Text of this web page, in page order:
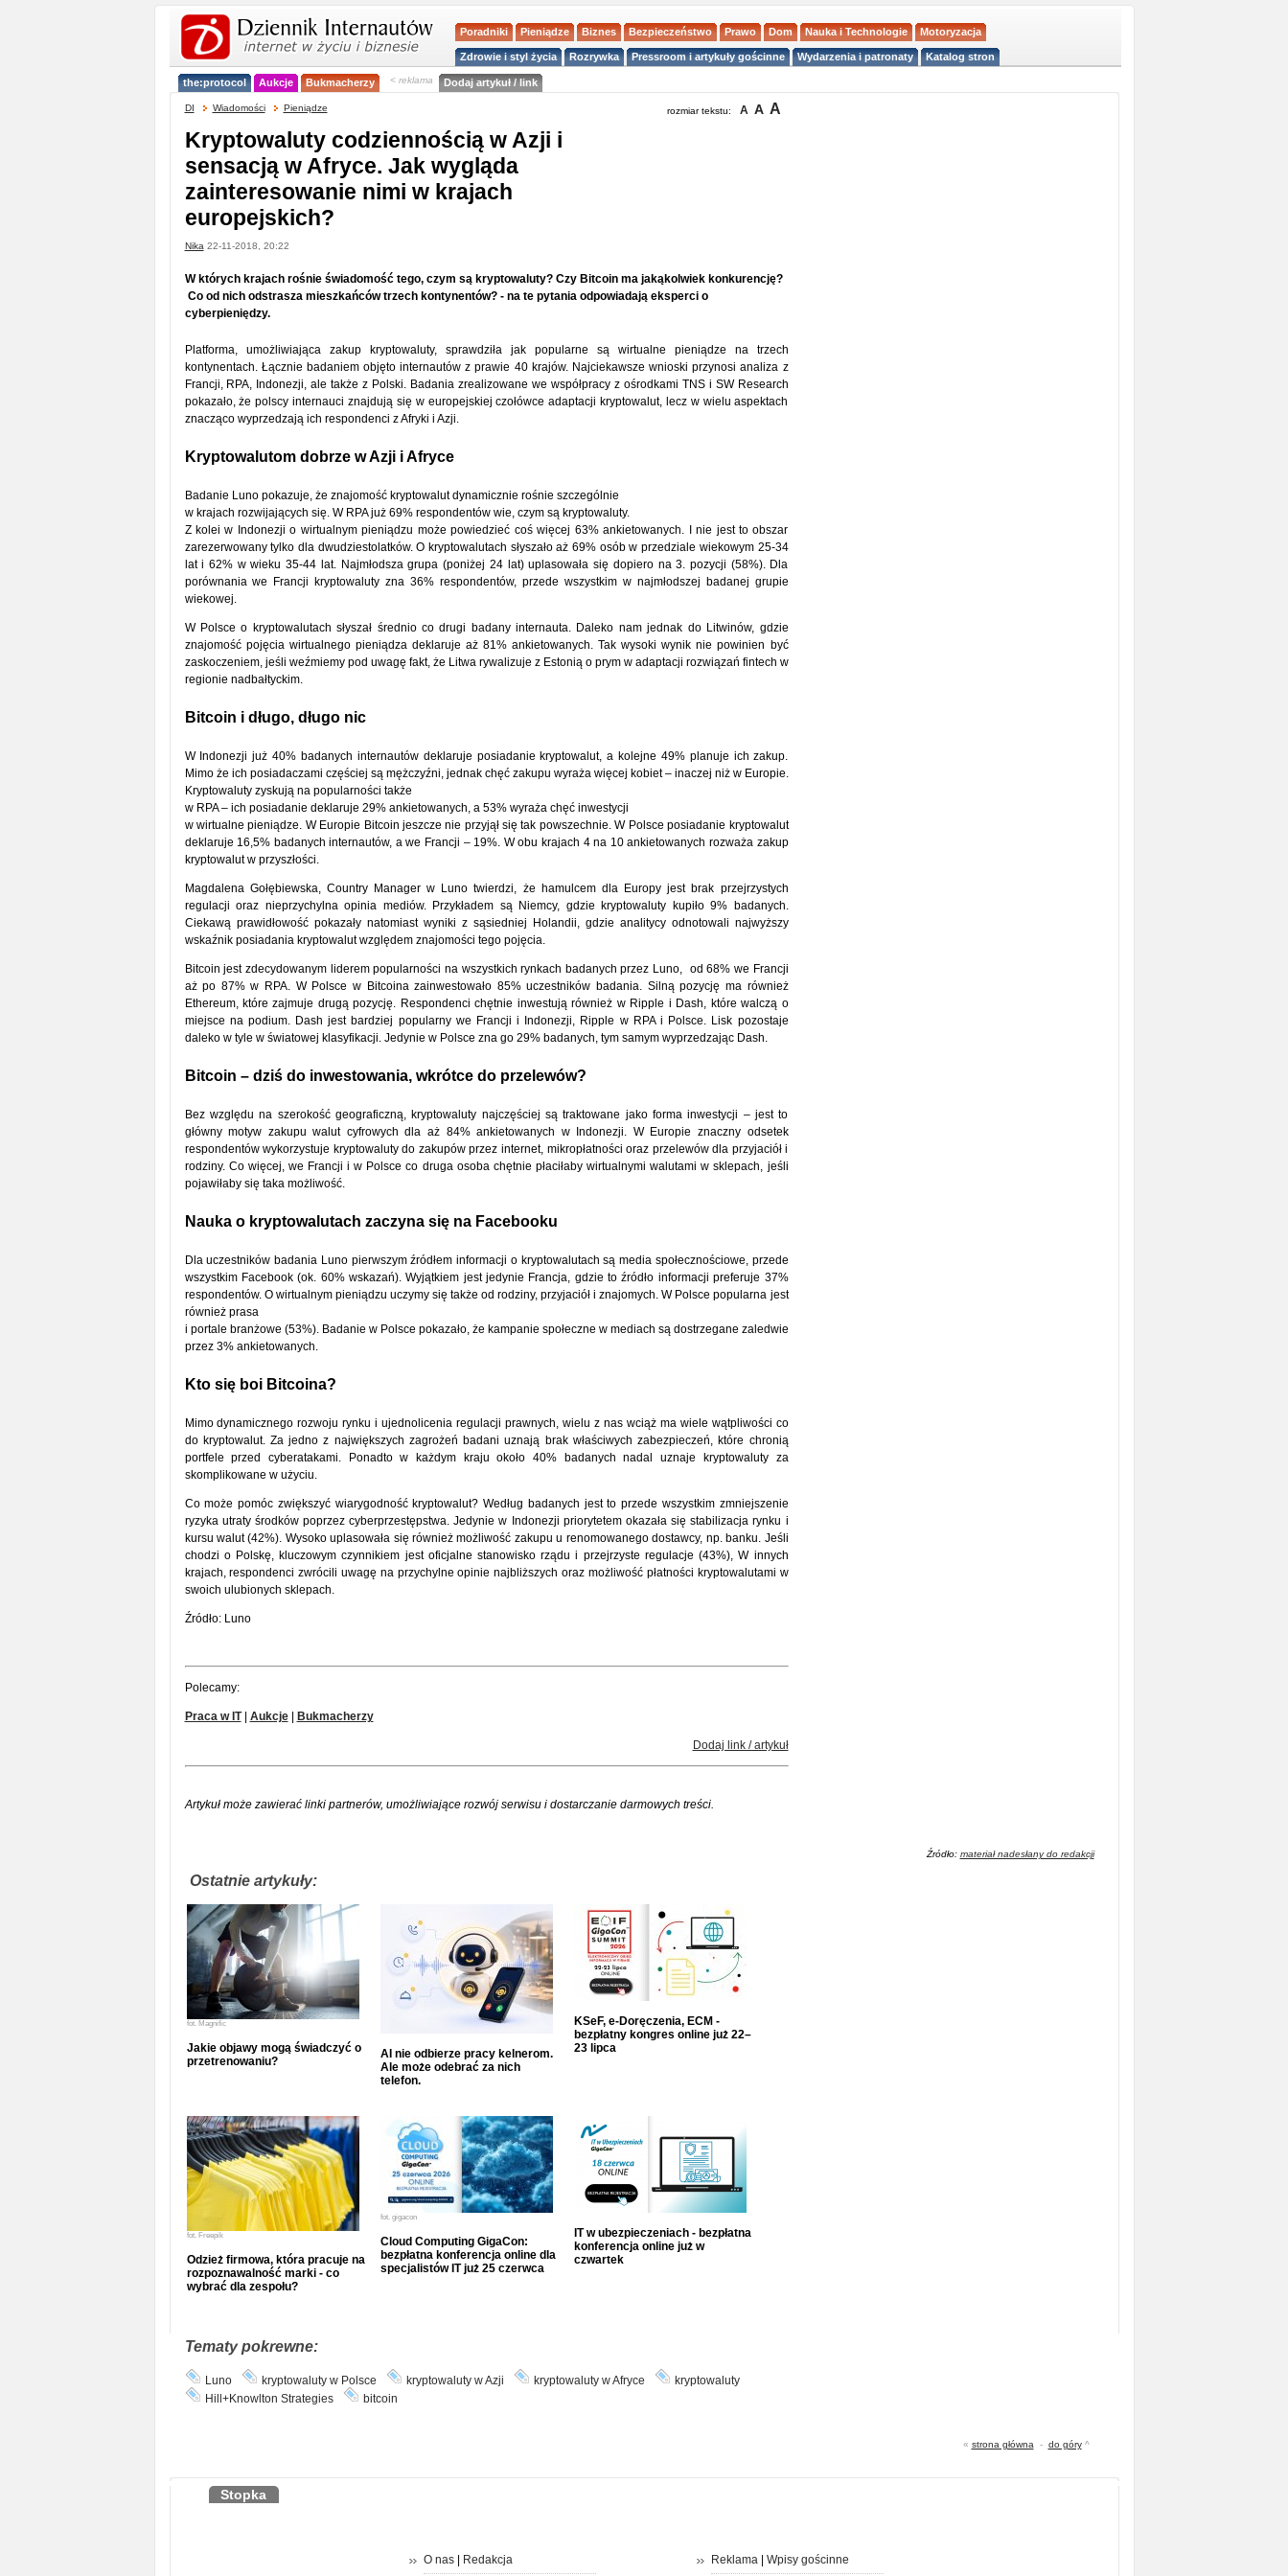
Poradniki Pieniądze Biznes Bezpieczeństwo Prawo Dom Nauka i Technologie Motoryzacja
Zdrowie i styl życia Rozrywka Pressroom i artykuły gościnne Wydarzenia i patronaty Katalog stron
the:protocol Aukcje Bukmacherzy < reklama Dodaj artykuł / link
DI Wiadomości Pieniądze rozmiar tekstu: A A A
Kryptowaluty codziennością w Azji i
sensacją w Afryce. Jak wygląda
zainteresowanie nimi w krajach
europejskich?
Nika 22-11-2018, 20:22
W których krajach rośnie świadomość tego, czym są kryptowaluty? Czy Bitcoin ma jakąkolwiek konkurencję?
Co od nich odstrasza mieszkańców trzech kontynentów? - na te pytania odpowiadają eksperci o
cyberpieniędzy.
Platforma, umożliwiająca zakup kryptowaluty, sprawdziła jak popularne są wirtualne pieniądze na trzech
kontynentach. Łącznie badaniem objęto internautów z prawie 40 krajów. Najciekawsze wnioski przynosi analiza z
Francji, RPA, Indonezji, ale także z Polski. Badania zrealizowane we współpracy z ośrodkami TNS i SW Research
pokazało, że polscy internauci znajdują się w europejskiej czołówce adaptacji kryptowalut, lecz w wielu aspektach
znacząco wyprzedzają ich respondenci z Afryki i Azji.
Kryptowalutom dobrze w Azji i Afryce
Badanie Luno pokazuje, że znajomość kryptowalut dynamicznie rośnie szczególnie
w krajach rozwijających się. W RPA już 69% respondentów wie, czym są kryptowaluty.
Z kolei w Indonezji o wirtualnym pieniądzu może powiedzieć coś więcej 63% ankietowanych. I nie jest to obszar
zarezerwowany tylko dla dwudziestolatków. O kryptowalutach słyszało aż 69% osób w przedziale wiekowym 25-34
lat i 62% w wieku 35-44 lat. Najmłodsza grupa (poniżej 24 lat) uplasowała się dopiero na 3. pozycji (58%). Dla
porównania we Francji kryptowaluty zna 36% respondentów, przede wszystkim w najmłodszej badanej grupie
wiekowej.
W Polsce o kryptowalutach słyszał średnio co drugi badany internauta. Daleko nam jednak do Litwinów, gdzie
znajomość pojęcia wirtualnego pieniądza deklaruje aż 81% ankietowanych. Tak wysoki wynik nie powinien być
zaskoczeniem, jeśli weźmiemy pod uwagę fakt, że Litwa rywalizuje z Estonią o prym w adaptacji rozwiązań fintech w
regionie nadbałtyckim.
Bitcoin i długo, długo nic
W Indonezji już 40% badanych internautów deklaruje posiadanie kryptowalut, a kolejne 49% planuje ich zakup.
Mimo że ich posiadaczami częściej są mężczyźni, jednak chęć zakupu wyraża więcej kobiet – inaczej niż w Europie.
Kryptowaluty zyskują na popularności także
w RPA – ich posiadanie deklaruje 29% ankietowanych, a 53% wyraża chęć inwestycji
w wirtualne pieniądze. W Europie Bitcoin jeszcze nie przyjął się tak powszechnie. W Polsce posiadanie kryptowalut
deklaruje 16,5% badanych internautów, a we Francji – 19%. W obu krajach 4 na 10 ankietowanych rozważa zakup
kryptowalut w przyszłości.
Magdalena Gołębiewska, Country Manager w Luno twierdzi, że hamulcem dla Europy jest brak przejrzystych
regulacji oraz nieprzychylna opinia mediów. Przykładem są Niemcy, gdzie kryptowaluty kupiło 9% badanych.
Ciekawą prawidłowość pokazały natomiast wyniki z sąsiedniej Holandii, gdzie analitycy odnotowali najwyższy
wskaźnik posiadania kryptowalut względem znajomości tego pojęcia.
Bitcoin jest zdecydowanym liderem popularności na wszystkich rynkach badanych przez Luno, od 68% we Francji
aż po 87% w RPA. W Polsce w Bitcoina zainwestowało 85% uczestników badania. Silną pozycję ma również
Ethereum, które zajmuje drugą pozycję. Respondenci chętnie inwestują również w Ripple i Dash, które walczą o
miejsce na podium. Dash jest bardziej popularny we Francji i Indonezji, Ripple w RPA i Polsce. Lisk pozostaje
daleko w tyle w światowej klasyfikacji. Jedynie w Polsce zna go 29% badanych, tym samym wyprzedzając Dash.
Bitcoin – dziś do inwestowania, wkrótce do przelewów?
Bez względu na szerokość geograficzną, kryptowaluty najczęściej są traktowane jako forma inwestycji – jest to
główny motyw zakupu walut cyfrowych dla aż 84% ankietowanych w Indonezji. W Europie znaczny odsetek
respondentów wykorzystuje kryptowaluty do zakupów przez internet, mikropłatności oraz przelewów dla przyjaciół i
rodziny. Co więcej, we Francji i w Polsce co druga osoba chętnie płaciłaby wirtualnymi walutami w sklepach, jeśli
pojawiłaby się taka możliwość.
Nauka o kryptowalutach zaczyna się na Facebooku
Dla uczestników badania Luno pierwszym źródłem informacji o kryptowalutach są media społecznościowe, przede
wszystkim Facebook (ok. 60% wskazań). Wyjątkiem jest jedynie Francja, gdzie to źródło informacji preferuje 37%
respondentów. O wirtualnym pieniądzu uczymy się także od rodziny, przyjaciół i znajomych. W Polsce popularna jest
również prasa
i portale branżowe (53%). Badanie w Polsce pokazało, że kampanie społeczne w mediach są dostrzegane zaledwie
przez 3% ankietowanych.
Kto się boi Bitcoina?
Mimo dynamicznego rozwoju rynku i ujednolicenia regulacji prawnych, wielu z nas wciąż ma wiele wątpliwości co
do kryptowalut. Za jedno z największych zagrożeń badani uznają brak właściwych zabezpieczeń, które chronią
portfele przed cyberatakami. Ponadto w każdym kraju około 40% badanych nadal uznaje kryptowaluty za
skomplikowane w użyciu.
Co może pomóc zwiększyć wiarygodność kryptowalut? Według badanych jest to przede wszystkim zmniejszenie
ryzyka utraty środków poprzez cyberprzestępstwa. Jedynie w Indonezji priorytetem okazała się stabilizacja rynku i
kursu walut (42%). Wysoko uplasowała się również możliwość zakupu u renomowanego dostawcy, np. banku. Jeśli
chodzi o Polskę, kluczowym czynnikiem jest oficjalne stanowisko rządu i przejrzyste regulacje (43%), W innych
krajach, respondenci zwrócili uwagę na przychylne opinie najbliższych oraz możliwość płatności kryptowalutami w
swoich ulubionych sklepach.
Źródło: Luno
Polecamy:
Praca w IT| Aukcje| Bukmacherzy
Dodaj link / artykuł
Artykuł może zawierać linki partnerów, umożliwiające rozwój serwisu i dostarczanie darmowych treści.
Źródło: materiał nadesłany do redakcji
Ostatnie artykuły:
fot. Magnific
Jakie objawy mogą świadczyć o
przetrenowaniu?
AI nie odbierze pracy kelnerom.
Ale może odebrać za nich
telefon.
KSeF, e-Doręczenia, ECM -
bezpłatny kongres online już 22–
23 lipca
fot. Freepik
Odzież firmowa, która pracuje na
rozpoznawalność marki - co
wybrać dla zespołu?
fot. gigacon
Cloud Computing GigaCon:
bezpłatna konferencja online dla
specjalistów IT już 25 czerwca
IT w ubezpieczeniach - bezpłatna
konferencja online już w
czwartek
Tematy pokrewne:
Luno kryptowaluty w Polsce kryptowaluty w Azji kryptowaluty w Afryce
kryptowaluty
Hill+Knowlton Strategies
bitcoin
« strona główna - do góry^
Stopka
O nas| Redakcja Reklama| Wpisy gościnne